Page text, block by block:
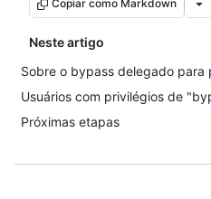
Copiar como Markdown
Neste artigo
Sobre o bypass delegado para
Usuários com privilégios de
Próximas etapas